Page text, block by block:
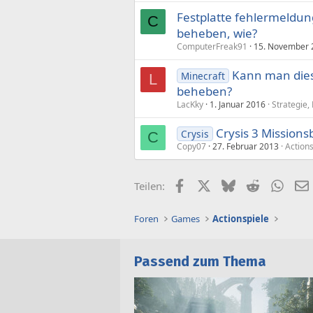
C
Festplatte
beheben, wie?
ComputerFreak91 15. November
L Minecraft Kann man
beheben?
LacKky 1. Januar 2016 Strategie,
C Crysis Crysis 3
Copy07 27. Februar 2013
Teilen: FacebookX (Twitter)
BlueskyReddit
Foren Games Actionspiele
Passend zum Thema